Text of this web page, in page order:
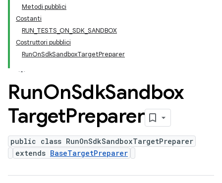
Metodi pubblici
Costanti
RUN_TESTS_ON_SDK_SANDBOX
Costruttori pubblici
RunOnSdkSandboxTargetPreparer
RunOnSdkSandbox
TargetPreparer
public class RunOnSdkSandboxTargetPreparer
extends BaseTargetPreparer